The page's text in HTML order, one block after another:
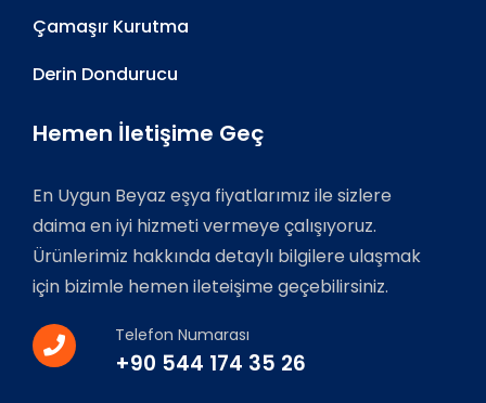
Çamaşır Kurutma
Derin Dondurucu
Hemen İletişime Geç
En Uygun Beyaz eşya fiyatlarımız ile sizlere
daima en iyi hizmeti vermeye çalışıyoruz.
Ürünlerimiz hakkında detaylı bilgilere ulaşmak
için bizimle hemen ileteişime geçebilirsiniz.
Telefon Numarası
+90 544 174 35 26